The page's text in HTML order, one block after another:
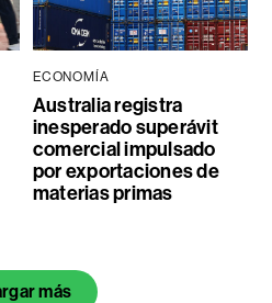
ECONOMÍA
Australia registra
inesperado superávit
comercial impulsado
por exportaciones de
materias primas
más